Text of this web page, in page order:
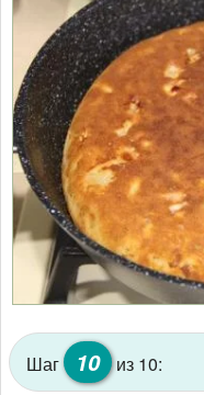
Шаг 10 из 10: